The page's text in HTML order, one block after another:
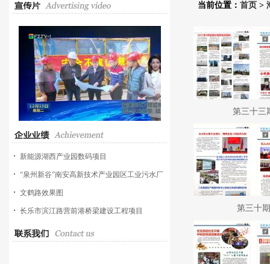
新能源湖西产业园数码项目
“泉州新谷”南安高新技术产业园区工业污水厂
工程
文鹤路效果图
长乐市滨江路营前港桥梁建设工程项目
当前位置： 首页 >
第三十三
第三十期